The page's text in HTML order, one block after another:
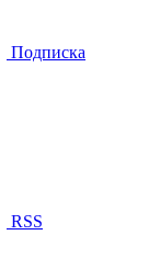
Подписка
RSS